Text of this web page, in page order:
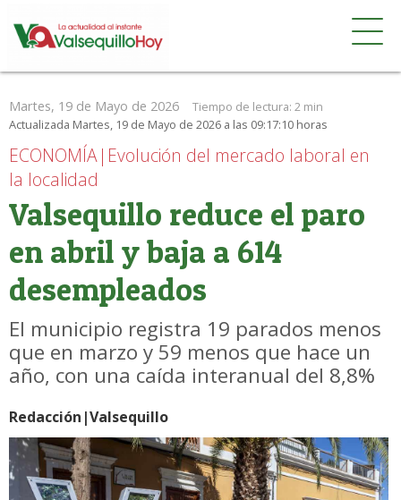
Martes, 19 de Mayo de 2026 Tiempo de lectura: 2 min
Actualizada Martes, 19 de Mayo de 2026 a las 09:17:10 horas
ECONOMÍA|Evolución del mercado laboral en
la localidad
Valsequillo reduce el paro
en abril y baja a 614
desempleados
El municipio registra 19 parados menos
que en marzo y 59 menos que hace un
año, con una caída interanual del 8,8%
Redacción|Valsequillo